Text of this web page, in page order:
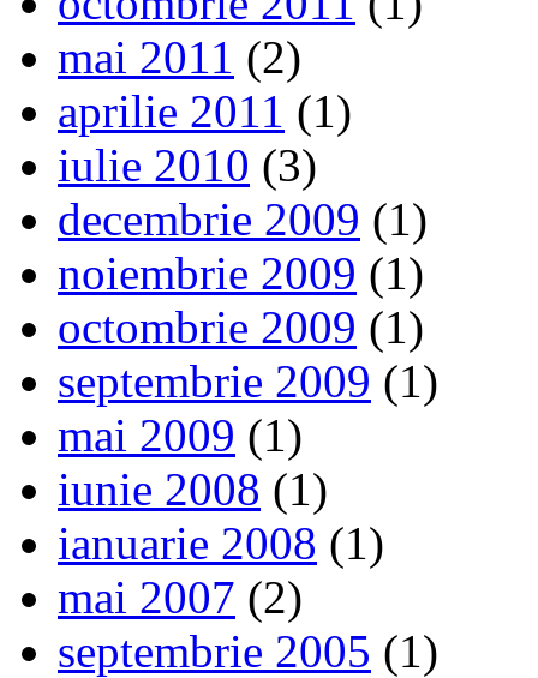
mai 2011 (2)
aprilie 2011 (1)
iulie 2010 (3)
decembrie 2009 (1)
noiembrie 2009 (1)
octombrie 2009 (1)
septembrie 2009 (1)
mai 2009 (1)
iunie 2008 (1)
ianuarie 2008 (1)
mai 2007 (2)
septembrie 2005 (1)